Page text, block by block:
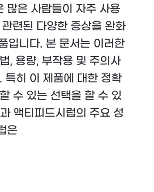
많은 사람들이 자주 사용
련된 다양한 증상을 완화
입니다. 본 문서는 이러한
, 용량, 부작용 및 주의사
특히 이 제품에 대한 정확
수 있는 선택을 할 수 있
액티피드시럽의 주요 성
은